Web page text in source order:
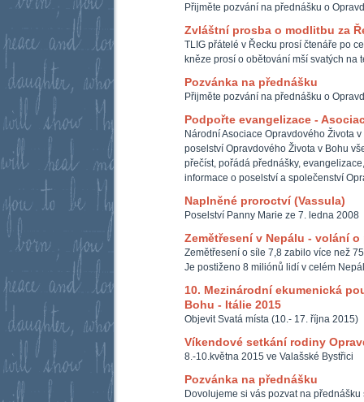
Přijměte pozvání na přednášku o
Zvláštní prosba o modlitbu za
TLIG přátelé v Řecku prosí čtenáře po
kněze prosí o obětování mší svatých na
Pozvánka na přednášku
Přijměte pozvání na přednášku o
Podpořte evangelizace -
Národní Asociace Opravdového Života
poselství Opravdového Života v Bohu
přečíst, pořádá přednášky,
informace o poselství a společenství
Naplněné proroctví (Vassula)
Poselství Panny Marie ze 7. ledna 2008
Zemětřesení v Nepálu - volání o
Zemětřesení o síle 7,8 zabilo více než
Je postiženo 8 miliónů lidí v celém
10. Mezinárodní ekumenická
Bohu - Itálie 2015
Objevit Svatá místa (10.- 17. října 2015)
Víkendové setkání rodiny
8.-10.května 2015 ve Valašské Bystřici
Pozvánka na přednášku
Dovolujeme si vás pozvat na